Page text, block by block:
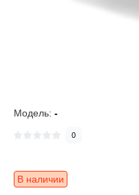
Модель: -
0
В наличии